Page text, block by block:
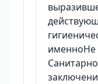
именноНе